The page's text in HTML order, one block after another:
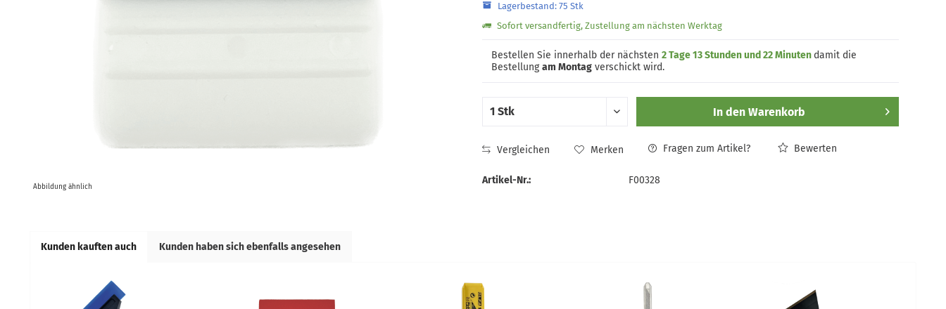
Abbildung ähnlich
Lagerbestand: 75 Stk
Sofort versandfertig, Zustellung am nächsten Werktag
Bestellen Sie innerhalb der nächsten 2 Tage 13 Stunden und 22 Minuten damit die
Bestellungam Montagverschickt wird.
In den Warenkorb
Vergleichen Merken Fragen zum Artikel? Bewerten
Artikel-Nr.: F00328
Kunden kauften auch Kunden haben sich ebenfalls angesehen